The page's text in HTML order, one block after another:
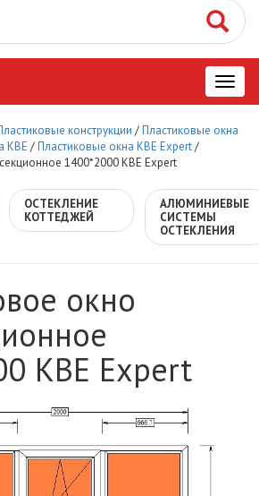
конструкции /Пластиковые окна
KBE /Пластиковые окна КВЕ Expert/
1400*2000 КВЕ Expert
ОСТЕКЛЕНИЕ
КОТТЕДЖЕЙ
АЛЮМИНИЕВЫЕ
СИСТЕМЫ
ОСТЕКЛЕНИЯ
окно
КВЕ Expert